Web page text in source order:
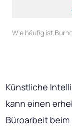
Wie häufig ist
Künstliche
kann einen
Büroarbeit